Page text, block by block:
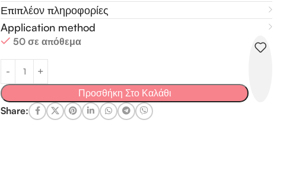
Επιπλέον πληροφορίες
Application method
50 σε απόθεμα
Προσθήκη Στο Καλάθι
Share: